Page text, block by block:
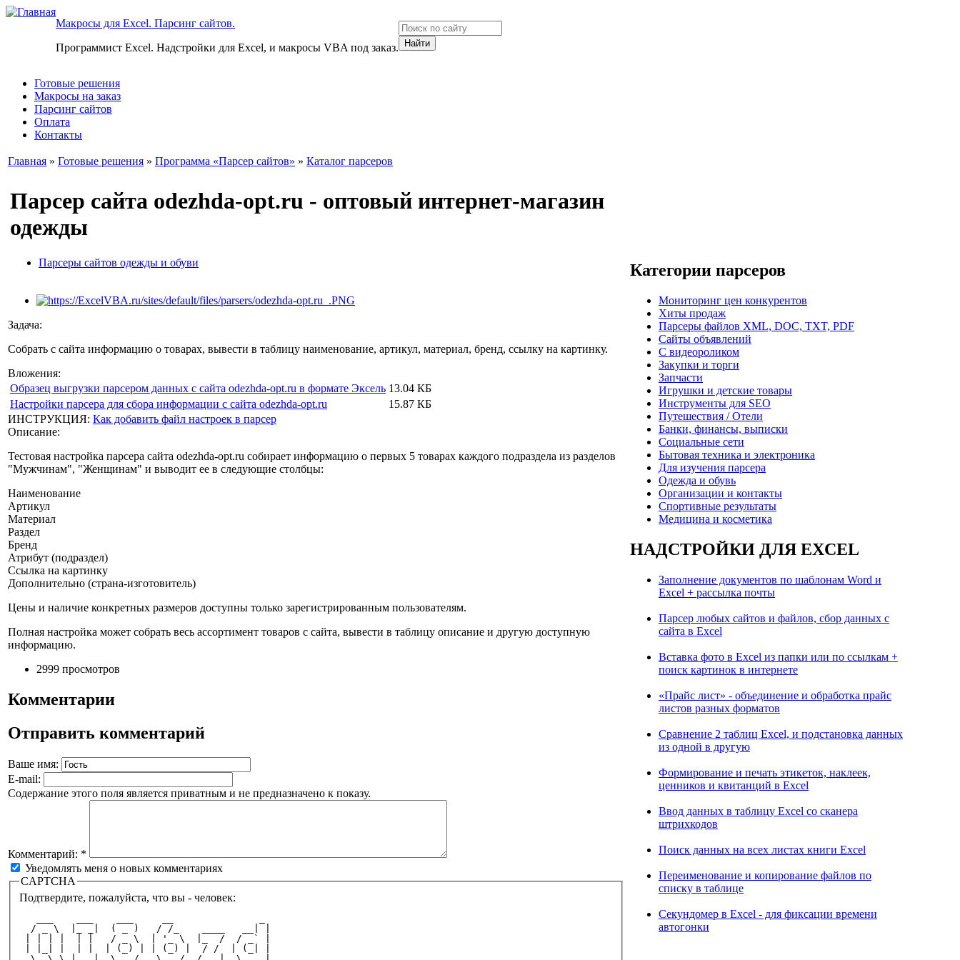
Макросы для Excel. Парсинг сайтов.
Программист Excel. Надстройки для Excel, и макросы VBA под заказ.
Готовые решения
Макросы на заказ
Парсинг сайтов
Оплата
Контакты
Главная » Готовые решения » Программа «Парсер сайтов» » Каталог парсеров
Парсер сайта odezhda-opt.ru - оптовый интернет-магазин
одежды
Парсеры сайтов одежды и обуви
Задача:
Собрать с сайта информацию о товарах, вывести в таблицу наименование, артикул, материал, бренд, ссылку на картинку.
Вложения:
Образец выгрузки парсером данных с сайта odezhda-opt.ru в формате Эксель 13.04 КБ
Настройки парсера для сбора информации с сайта odezhda-opt.ru
15.87 КБ
ИНСТРУКЦИЯ: Как добавить файл настроек в парсер
Описание:
Тестовая настройка парсера сайта odezhda-opt.ru собирает информацию о первых 5 товарах каждого подраздела из разделов
"Мужчинам", "Женщинам" и выводит ее в следующие столбцы:
Наименование
Артикул
Материал
Раздел
Бренд
Атрибут (подраздел)
Ссылка на картинку
Дополнительно (страна-изготовитель)
Цены и наличие конкретных размеров доступны только зарегистрированным пользователям.
Полная настройка может собрать весь ассортимент товаров с сайта, вывести в таблицу описание и другую доступную
информацию.
2999 просмотров
Комментарии
Отправить комментарий
Ваше имя:
E-mail:
Содержание этого поля является приватным и не предназначено к показу.
Комментарий: *
Уведомлять меня о новых комментариях
CAPTCHA
Подтвердите, пожалуйста, что вы - человек:
  / _ \  |_ _|  ( _ )   / /_    ____   __| |
| | | |  | |   / _ \  | '_ \  |_  /  / _` |
| |_| |  | |  | (_) | | (_) |  / /  | (_| |
Категории парсеров
Мониторинг цен конкурентов
Хиты продаж
Парсеры файлов XML, DOC, TXT, PDF
Сайты объявлений
С видеороликом
Закупки и торги
Запчасти
Игрушки и детские товары
Инструменты для SEO
Путешествия / Отели
Банки, финансы, выписки
Социальные сети
Бытовая техника и электроника
Для изучения парсера
Одежда и обувь
Организации и контакты
Спортивные результаты
Медицина и косметика
НАДСТРОЙКИ ДЛЯ EXCEL
Заполнение документов по шаблонам Word и
Excel + рассылка почты
Парсер любых сайтов и файлов, сбор данных с
сайта в Excel
Вставка фото в Excel из папки или по ссылкам +
поиск картинок в интернете
«Прайс лист» - объединение и обработка прайс
листов разных форматов
Сравнение 2 таблиц Excel, и подстановка данных
из одной в другую
Формирование и печать этикеток, наклеек,
ценников и квитанций в Excel
Ввод данных в таблицу Excel со сканера
штрихкодов
Поиск данных на всех листах книги Excel
Переименование и копирование файлов по
списку в таблице
Секундомер в Excel - для фиксации времени
автогонки